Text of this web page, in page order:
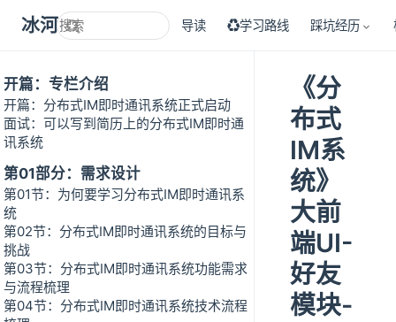
冰河技术 导读 ♻学习路线 踩坑经历
开篇：专栏介绍
开篇：分布式IM即时通讯系统正式启动
面试：可以写到简历上的分布式IM即时通
讯系统
第01部分：需求设计
第01节：为何要学习分布式IM即时通讯系
统
第02节：分布式IM即时通讯系统的目标与
挑战
第03节：分布式IM即时通讯系统功能需求
与流程梳理
第04节：分布式IM即时通讯系统技术流程
《分
布式
IM系
统》
大前
端UI-
好友
模块-